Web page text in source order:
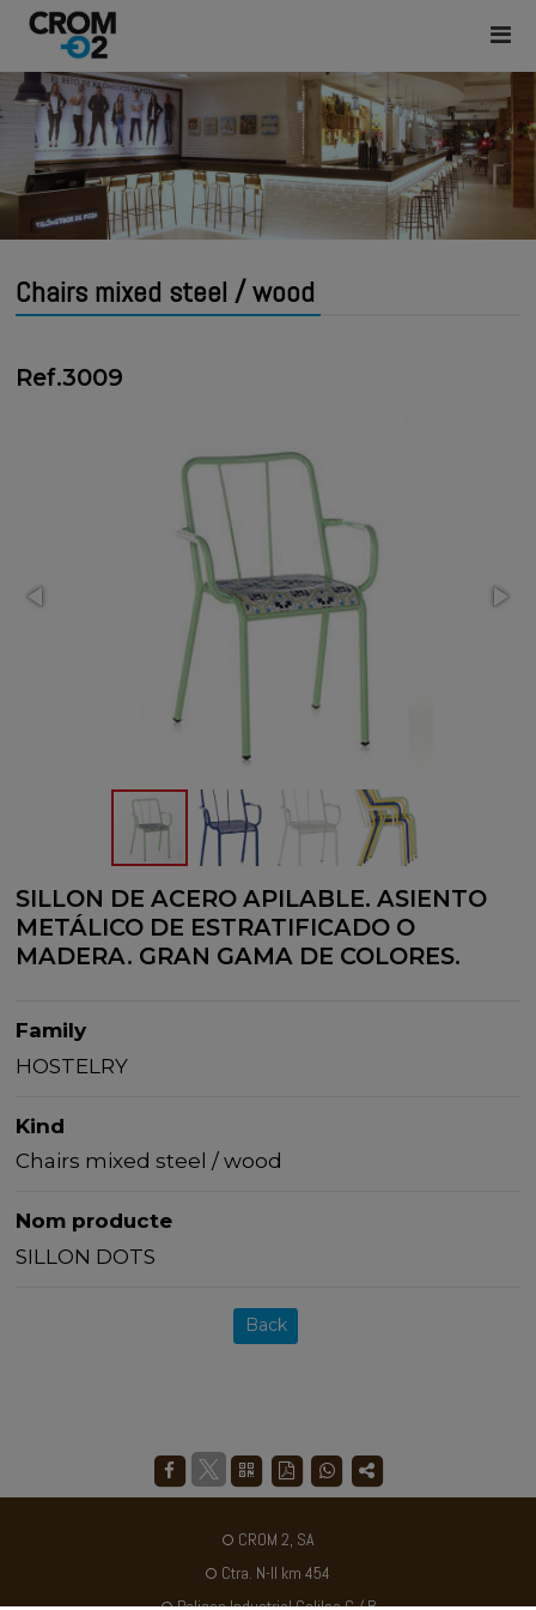
Chairs mixed steel / wood
Ref.3009
SILLON DE ACERO APILABLE. ASIENTO
METÁLICO DE ESTRATIFICADO O
MADERA. GRAN GAMA DE COLORES.
Family
HOSTELRY
Kind
Chairs mixed steel / wood
Nom producte
SILLON DOTS
Back
CROM 2, SA
Ctra. N-II km 454